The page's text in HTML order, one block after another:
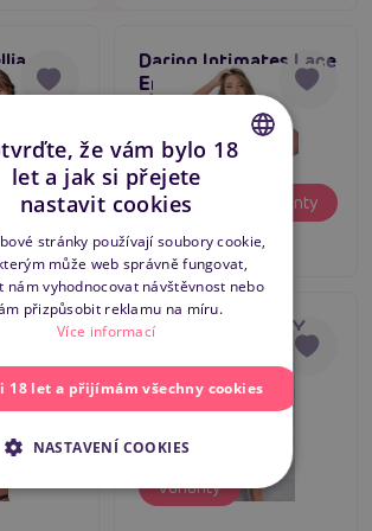
Varianty
Daring Intimates Lace
Embrace Babydoll 2-
In-1 Set (Purple),
krajkový babydoll
Skladem
895 Kč Varianty
With
Tip na dárek
Passion AMBERLY
sůvdný župánek pro
ni
1 495 Kč
Varianty
ENGLISH
že vám bylo 18
let a jak si přejete
nastavit cookies
stránky používají soubory cookie,
může web správně fungovat,
nám vyhodnocovat návštěvnost nebo
přizpůsobit reklamu na míru.
Více informací
18 let a přijímám všechny cookies
NASTAVENÍ COOKIES